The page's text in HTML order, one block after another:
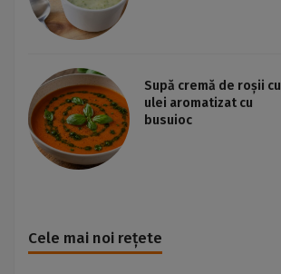
Supă cremă de roșii cu
ulei aromatizat cu
busuioc
Cele mai noi rețete